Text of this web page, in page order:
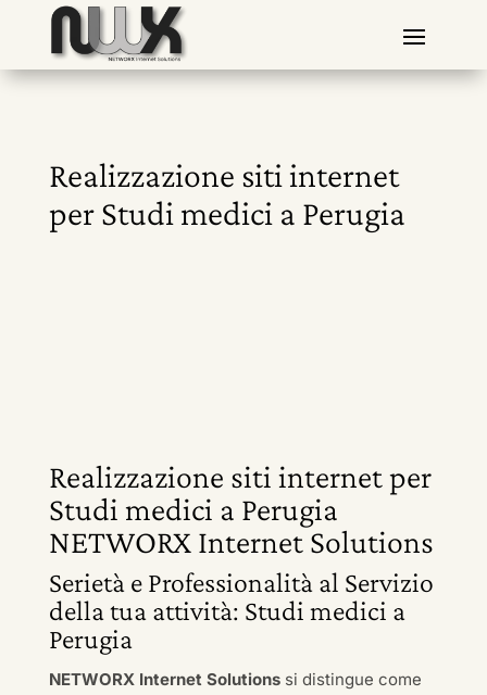
Realizzazione siti internet
per Studi medici a Perugia
Realizzazione siti internet per
Studi medici a Perugia
NETWORX Internet Solutions
Serietà e Professionalità al Servizio
della tua attività: Studi medici a
Perugia
NETWORX Internet Solutionssi distingue come